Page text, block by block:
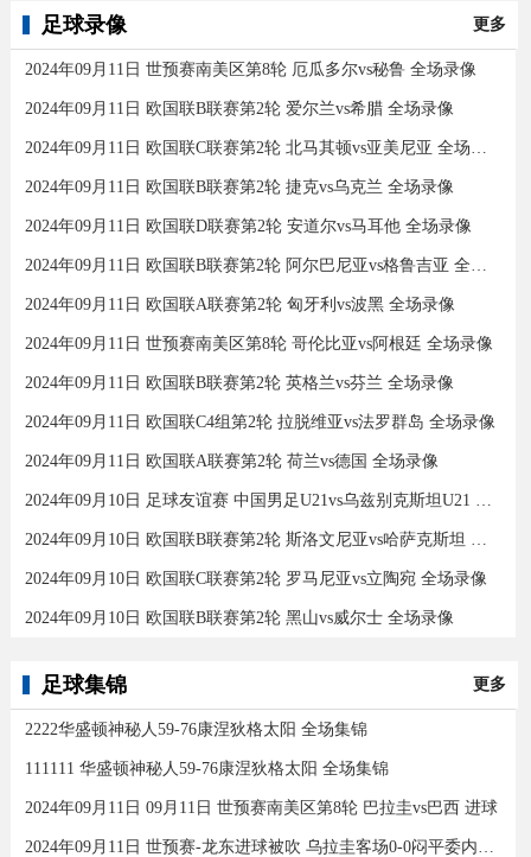
足球录像 更多
2024年09月11日 世预赛南美区第8轮 厄瓜多尔vs秘鲁 全场录像
2024年09月11日 欧国联B联赛第2轮 爱尔兰vs希腊 全场录像
2024年09月11日 欧国联C联赛第2轮 北马其顿vs亚美尼亚 全场录像
2024年09月11日 欧国联B联赛第2轮 捷克vs乌克兰 全场录像
2024年09月11日 欧国联D联赛第2轮 安道尔vs马耳他 全场录像
2024年09月11日 欧国联B联赛第2轮 阿尔巴尼亚vs格鲁吉亚 全场录像
2024年09月11日 欧国联A联赛第2轮 匈牙利vs波黑 全场录像
2024年09月11日 世预赛南美区第8轮 哥伦比亚vs阿根廷 全场录像
2024年09月11日 欧国联B联赛第2轮 英格兰vs芬兰 全场录像
2024年09月11日 欧国联C4组第2轮 拉脱维亚vs法罗群岛 全场录像
2024年09月11日 欧国联A联赛第2轮 荷兰vs德国 全场录像
2024年09月10日 足球友谊赛 中国男足U21vs乌兹别克斯坦U21 全场录像
2024年09月10日 欧国联B联赛第2轮 斯洛文尼亚vs哈萨克斯坦 全场录像
2024年09月10日 欧国联C联赛第2轮 罗马尼亚vs立陶宛 全场录像
2024年09月10日 欧国联B联赛第2轮 黑山vs威尔士 全场录像
足球集锦 更多
2222华盛顿神秘人59-76康涅狄格太阳 全场集锦
111111 华盛顿神秘人59-76康涅狄格太阳 全场集锦
2024年09月11日 09月11日 世预赛南美区第8轮 巴拉圭vs巴西 进球
2024年09月11日 世预赛-龙东进球被吹 乌拉圭客场0-0闷平委内瑞拉